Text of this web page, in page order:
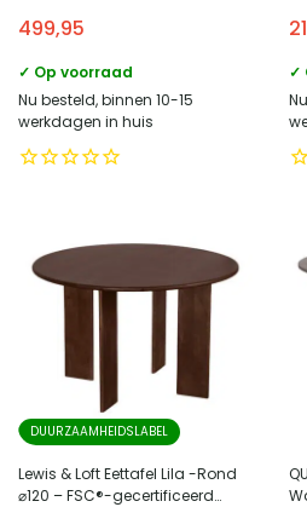
cm
499,95
✓ Op voorraad
Nu besteld, binnen 10-15
werkdagen in huis
✓
DUURZAAMHEIDSLABEL
Lewis & Loft Eettafel Lila -Rond
⌀120 – FSC®-gecertificeerd